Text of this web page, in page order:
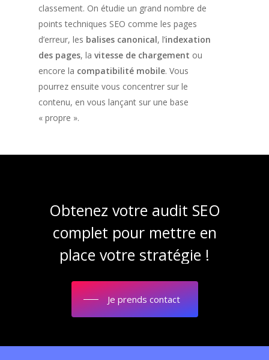
classement. On étudie un grand nombre de
points techniques SEO comme les pages
d’erreur, les balises canonical, l’indexation
des pages, lavitesse de chargement ou
encore la compatibilité mobile. Vous
pourrez ensuite vous concentrer sur le
contenu, en vous lançant sur une base
« propre ».
Obtenez votre audit SEO
complet pour mettre en
place votre stratégie !
Je prends contact